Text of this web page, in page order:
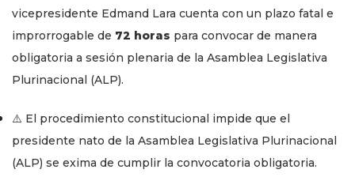
vicepresidente Edmand Lara cuenta con un plazo fatal e
improrrogable de 72 horas para convocar de manera
obligatoria a sesión plenaria de la Asamblea Legislativa
Plurinacional (ALP).
⚠️ El procedimiento constitucional impide que el
presidente nato de la Asamblea Legislativa Plurinacional
(ALP) se exima de cumplir la convocatoria obligatoria.